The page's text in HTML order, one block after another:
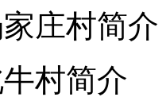
庄村简介
村简介